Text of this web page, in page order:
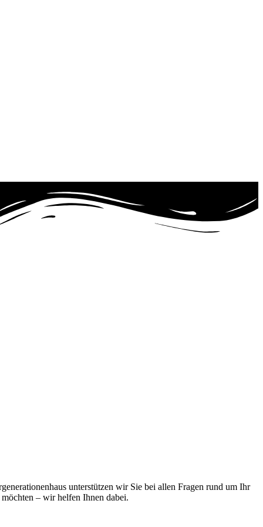
unterstützen wir Sie bei allen Fragen rund um Ihr
– wir helfen Ihnen dabei.